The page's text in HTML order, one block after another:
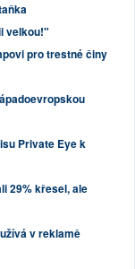
velkou!"
pro trestné činy
Private Eye k
29% křesel, ale
v reklamě